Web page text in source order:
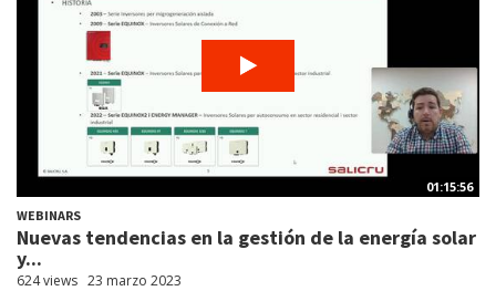
01:15:56
WEBINARS
Nuevas tendencias en la gestión de la energía solar
y...
624 views 23 marzo 2023